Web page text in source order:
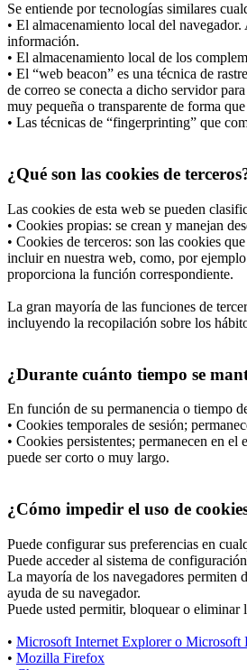
Se entiende por tecnologías similares
• El almacenamiento local del
información.
• El almacenamiento local de los
• El “web beacon” es una técnica de
de correo se conecta a dicho servidor
muy pequeña o transparente de forma
• Las técnicas de “fingerprinting” que
¿Qué son las cookies de
Las cookies de esta web se pueden
• Cookies propias: se crean y manejan
• Cookies de terceros: son las cookies
incluir en nuestra web, como, por
proporciona la función correspondiente.
La gran mayoría de las funciones de
incluyendo la recopilación sobre los
¿Durante cuánto tiempo se
En función de su permanencia o tiempo
• Cookies temporales de sesión;
• Cookies persistentes; permanecen en
puede ser corto o muy largo.
¿Cómo impedir el uso de
Puede configurar sus preferencias en
Puede acceder al sistema de
La mayoría de los navegadores permiten
ayuda de su navegador.
Puede usted permitir, bloquear o eliminar
• Microsoft Internet Explorer o Microsoft
• Mozilla Firefox